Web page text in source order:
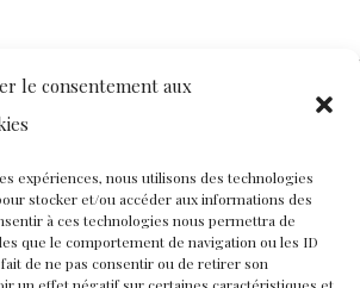
le consentement aux
expériences, nous utilisons des technologies
stocker et/ou accéder aux informations des
à ces technologies nous permettra de
que le comportement de navigation ou les ID
de ne pas consentir ou de retirer son
Nous rejoindre
de confidentialité